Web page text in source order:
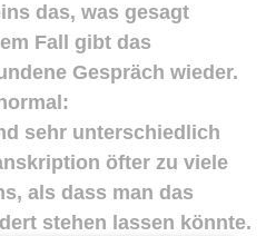
das, was gesagt
Fall gibt das
Gespräch wieder.
sehr unterschiedlich
öfter zu viele
als dass man das
stehen lassen könnte.